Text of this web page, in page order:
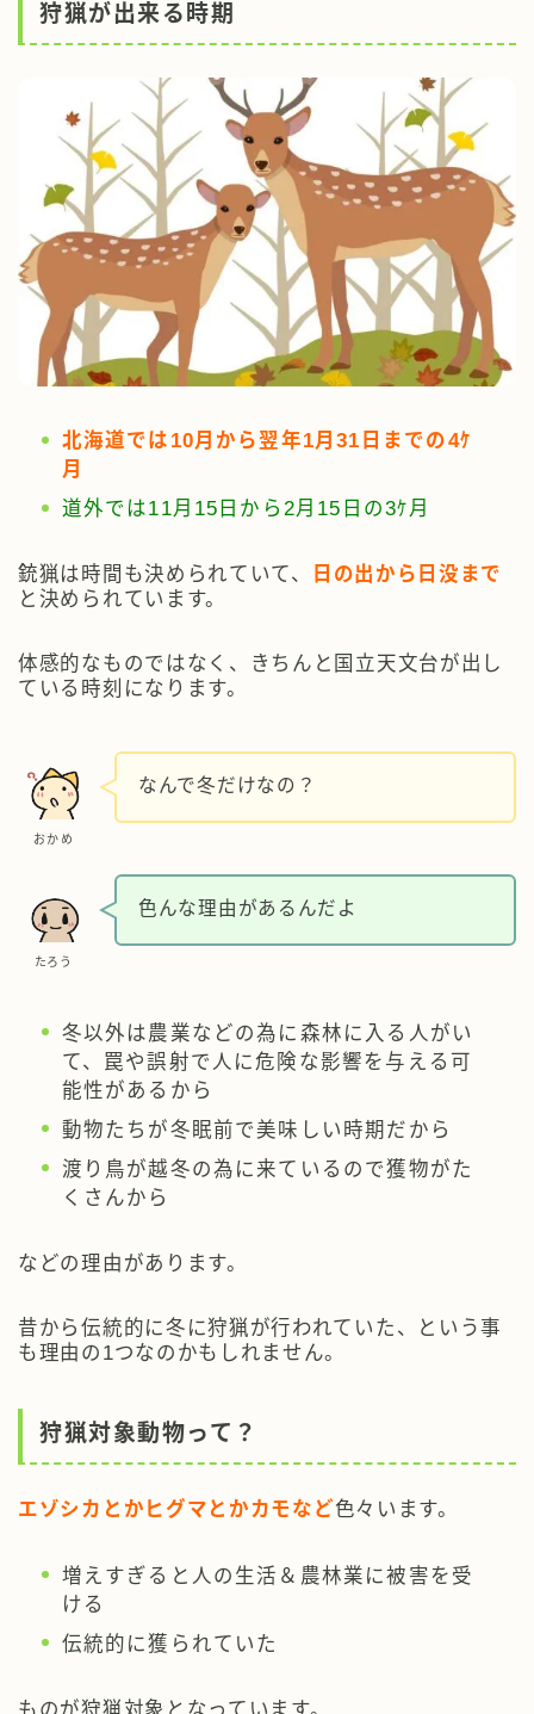
狩猟が出来る時期
北海道では10月から翌年1月31日までの4ｹ
月
道外では11月15日から2月15日の3ｹ月
銃猟は時間も決められていて、
日の出から日没まで
と決められています。
体感的なものではなく、きちんと国立天文台が出し
ている時刻になります。
おかめ
なんで冬だけなの？
たろう
色んな理由があるんだよ
冬以外は農業などの為に森林に入る人がい
て、罠や誤射で人に危険な影響を与える可
能性があるから
動物たちが冬眠前で美味しい時期だから
渡り鳥が越冬の為に来ているので獲物がた
くさんから
などの理由があります。
昔から伝統的に冬に狩猟が行われていた、という事
も理由の1つなのかもしれません。
狩猟対象動物って？
エゾシカとかヒグマとかカモなど色々います。
増えすぎると人の生活＆農林業に被害を受
ける
伝統的に獲られていた
ものが狩猟対象となっています。